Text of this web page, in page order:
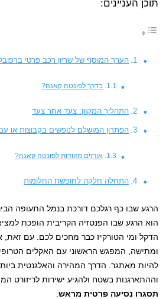
תוכן העניינים:
הערך המוסף של שריון רכב פרטי
בדרך לפונטה קאנה?
התהליך המקוון: צעד אחר צעד
הפתרון המושלם לנופשים בקבוצות או
אורזים מזוודות לפונטה קאנה?
התחלה חלקה לחופשת החלומות
הרגע שבו כף רגלכם דורכת בנמל התעופה
הוא הרגע שבו הפנטזיה הקריבית הופכת
הדקל ומי הטורקיז כבר מחכים לכם. עם זאת,
ומתישה, המפגש הראשוני עם האקלים
להיות מאתגר. הדרך המהירה והאלגנטית
וההתארגנות בשטח ולהגיע ישירות לריזורט
תסגרו נסיעה פרטית מראש